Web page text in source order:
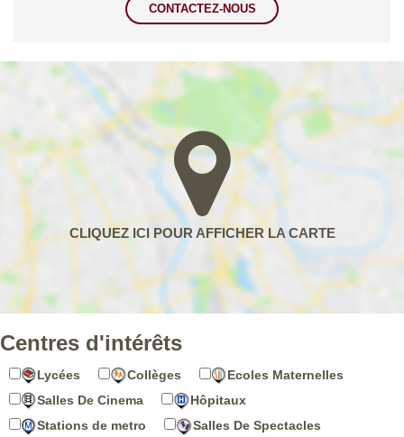
CONTACTEZ-NOUS
Centres d'intérêts
Lycées Collèges
Ecoles Maternelles
Salles De Cinema
Hôpitaux
Stations de metro
Salles De Spectacles